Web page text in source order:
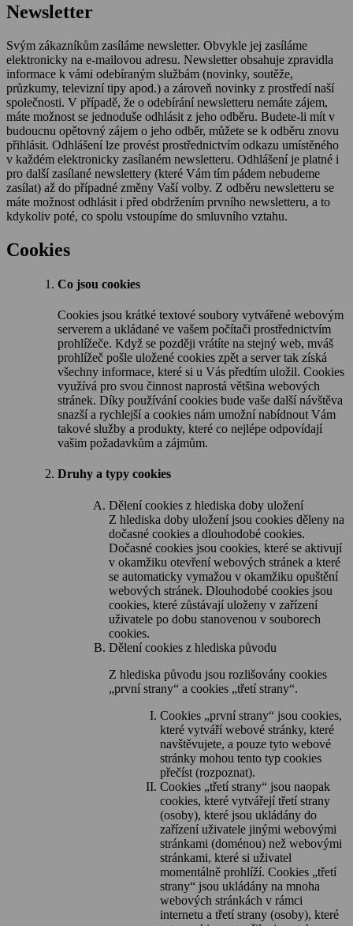
Newsletter
Svým zákazníkům zasíláme newsletter. Obvykle jej zasíláme
elektronicky na e-mailovou adresu. Newsletter obsahuje zpravidla
informace k vámi odebíraným službám (novinky, soutěže,
průzkumy, televizní tipy apod.) a zároveň novinky z prostředí naší
společnosti. V případě, že o odebírání newsletteru nemáte zájem,
máte možnost se jednoduše odhlásit z jeho odběru. Budete-li mít v
budoucnu opětovný zájem o jeho odběr, můžete se k odběru znovu
přihlásit. Odhlášení lze provést prostřednictvím odkazu umístěného
v každém elektronicky zasílaném newsletteru. Odhlášení je platné i
pro další zasílané newslettery (které Vám tím pádem nebudeme
zasílat) až do případné změny Vaší volby. Z odběru newsletteru se
máte možnost odhlásit i před obdržením prvního newsletteru, a to
kdykoliv poté, co spolu vstoupíme do smluvního vztahu.
Cookies
Co jsou cookies
Cookies jsou krátké textové soubory vytvářené webovým
serverem a ukládané ve vašem počítači prostřednictvím
prohlížeče. Když se později vrátíte na stejný web, mváš
prohlížeč pošle uložené cookies zpět a server tak získá
všechny informace, které si u Vás předtím uložil. Cookies
využívá pro svou činnost naprostá většina webových
stránek. Díky používání cookies bude vaše další návštěva
snazší a rychlejší a cookies nám umožní nabídnout Vám
takové služby a produkty, které co nejlépe odpovídají
vašim požadavkům a zájmům.
Druhy a typy cookies
Dělení cookies z hlediska doby uložení
Z hlediska doby uložení jsou cookies děleny na
dočasné cookies a dlouhodobé cookies.
Dočasné cookies jsou cookies, které se aktivují
v okamžiku otevření webových stránek a které
se automaticky vymažou v okamžiku opuštění
webových stránek. Dlouhodobé cookies jsou
cookies, které zůstávají uloženy v zařízení
uživatele po dobu stanovenou v souborech
cookies.
Dělení cookies z hlediska původu
Z hlediska původu jsou rozlišovány cookies
„první strany“ a cookies „třetí strany“.
Cookies „první strany“ jsou cookies,
které vytváří webové stránky, které
navštěvujete, a pouze tyto webové
stránky mohou tento typ cookies
přečíst (rozpoznat).
Cookies „třetí strany“ jsou naopak
cookies, které vytvářejí třetí strany
(osoby), které jsou ukládány do
zařízení uživatele jinými webovými
stránkami (doménou) než webovými
stránkami, které si uživatel
momentálně prohlíží. Cookies „třetí
strany“ jsou ukládány na mnoha
webových stránkách v rámci
internetu a třetí strany (osoby), které